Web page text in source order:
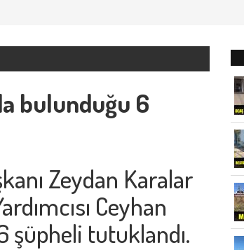
bulunduğu 6
Zeydan Karalar
Ceyhan
şüpheli tutuklandı.